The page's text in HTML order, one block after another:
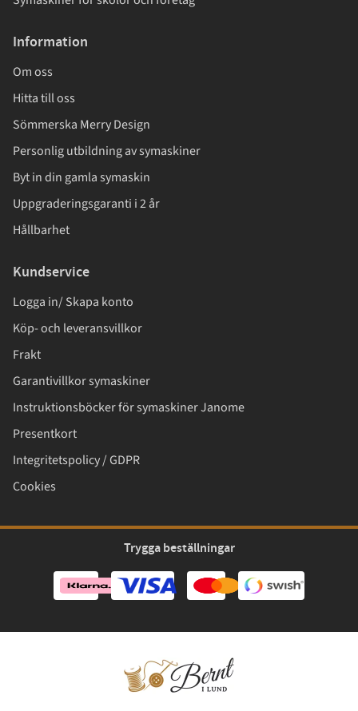
Information
Om oss
Hitta till oss
Sömmerska Merry Design
Personlig utbildning av symaskiner
Byt in din gamla symaskin
Uppgraderingsgaranti i 2 år
Hållbarhet
Kundservice
Logga in/ Skapa konto
Köp- och leveransvillkor
Frakt
Garantivillkor symaskiner
Instruktionsböcker för symaskiner Janome
Presentkort
Integritetspolicy / GDPR
Cookies
Trygga beställningar